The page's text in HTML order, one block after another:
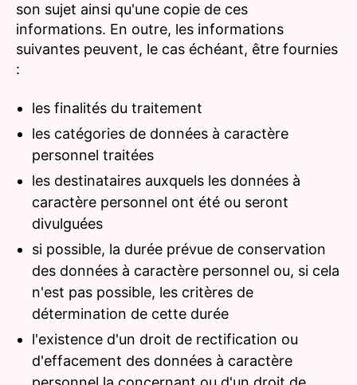
son sujet ainsi qu'une copie de ces
informations. En outre, les informations
suivantes peuvent, le cas échéant, être fournies
:
les finalités du traitement
les catégories de données à caractère
personnel traitées
les destinataires auxquels les données à
caractère personnel ont été ou seront
divulguées
si possible, la durée prévue de conservation
des données à caractère personnel ou, si cela
n'est pas possible, les critères de
détermination de cette durée
l'existence d'un droit de rectification ou
d'effacement des données à caractère